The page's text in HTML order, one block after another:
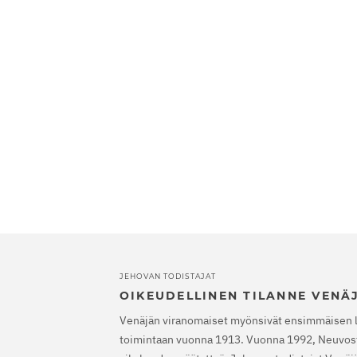
JEHOVAN TODISTAJAT
OIKEUDELLINEN TILANNE
Venäjän viranomaiset myönsivät
toimintaan vuonna 1913. Vuonna 1992,